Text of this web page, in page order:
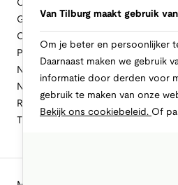
Cambio
Geisha
Cast Iron
Profuomo
No Excess
New Balance
Rinascimento
Van Tilburg maakt gebruik
Om je beter en persoonlijker
Daarnaast maken we gebruik
informatie door derden voor
gebruik te maken van onze
Bekijk ons cookiebeleid. Of